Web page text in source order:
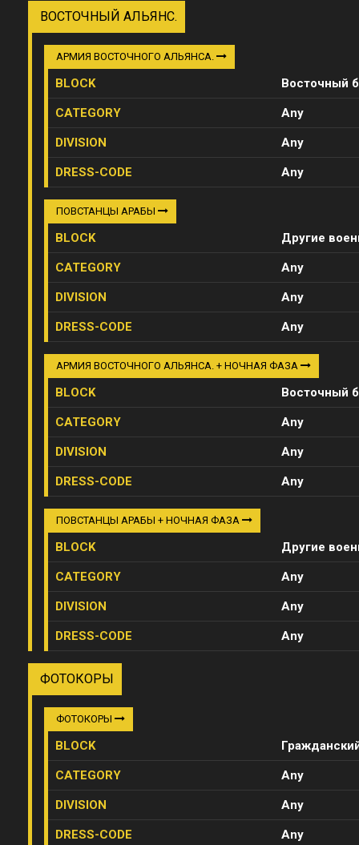
ВОСТОЧНЫЙ АЛЬЯНС.
АРМИЯ ВОСТОЧНОГО АЛЬЯНСА.
BLOCK Восточный
CATEGORY Any
DIVISION Any
DRESS-CODE Any
ПОВСТАНЦЫ АРАБЫ
BLOCK Другие
CATEGORY Any
DIVISION Any
DRESS-CODE Any
АРМИЯ ВОСТОЧНОГО АЛЬЯНСА. + НОЧНАЯ ФАЗА
BLOCK Восточный
CATEGORY Any
DIVISION Any
DRESS-CODE Any
ПОВСТАНЦЫ АРАБЫ + НОЧНАЯ ФАЗА
BLOCK Другие
CATEGORY Any
DIVISION Any
DRESS-CODE Any
ФОТОКОРЫ
ФОТОКОРЫ
BLOCK
CATEGORY Any
DIVISION Any
DRESS-CODE Any